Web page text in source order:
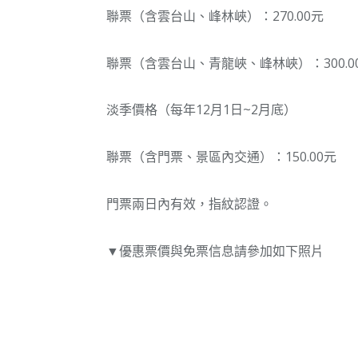
聯票（含雲台山、峰林峽）：270.00元
聯票（含雲台山、青龍峽、峰林峽）：
淡季價格（每年12月1日~2月底）
聯票（含門票、景區內交通）：150.00元
門票兩日內有效，指紋認證。
▼優惠票價與免票信息請參加如下照片